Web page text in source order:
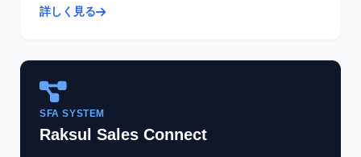
詳しく見る
SFA SYSTEM
Raksul Sales Connect